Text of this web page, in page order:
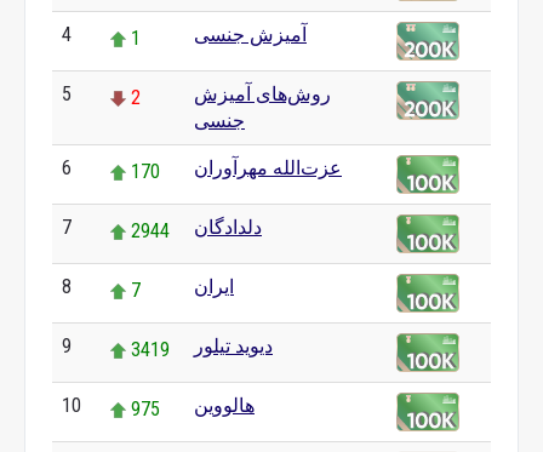
4 1 آمیزش جنسی
5 2
روش‌های آمیزش
جنسی
6 170 عزت‌الله مهرآوران
7 2944 دلدادگان
8 7 ایران
9 3419 دیوید تیلور
10 975 هالووین